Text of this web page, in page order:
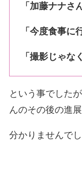
「加藤ナナさ
「今度食事に
「撮影じゃな
という事でした
んのその後の進
分かりませんでし